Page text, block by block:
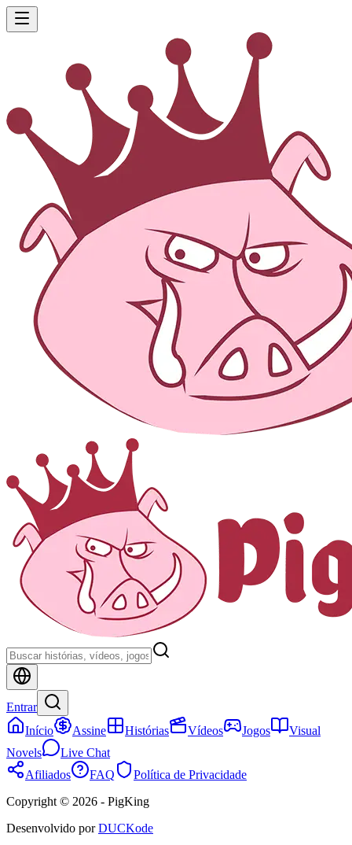
Entrar
Início
Assine Histórias Vídeos Jogos
Visual
Novels
Live Chat
Afiliados
FAQ
Política de Privacidade
Copyright © 2026 - PigKing
Desenvolvido por DUCKode